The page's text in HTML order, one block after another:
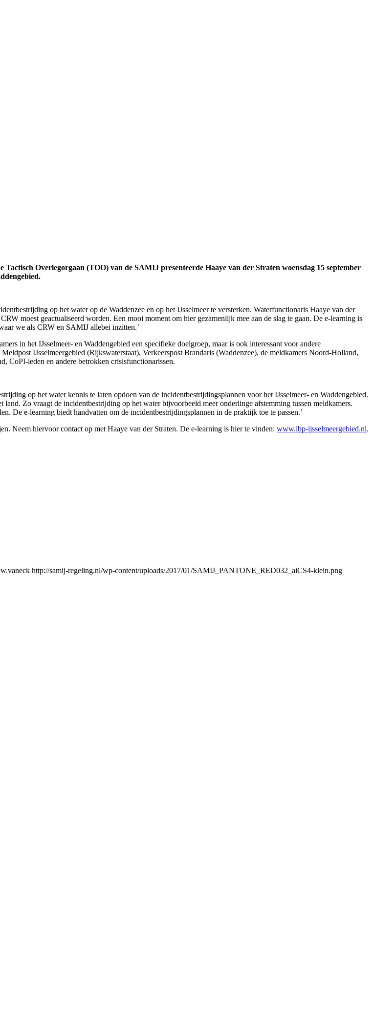
Overlegorgaan (TOO) van de SAMIJ presenteerde Haaye van der Straten woensdag 15 september
op het water op de Waddenzee en op het IJsselmeer te versterken. Waterfunctionaris Haaye van der
moest geactualiseerd worden. Een mooi moment om hier gezamenlijk mee aan de slag te gaan. De e-learning is
we als CRW en SAMIJ allebei inzitten.’
in het IJsselmeer- en Waddengebied een specifieke doelgroep, maar is ook interessant voor andere
IJsselmeergebied (Rijkswaterstaat), Verkeerspost Brandaris (Waddenzee), de meldkamers Noord-Holland,
CoPI-leden en andere betrokken crisisfunctionarissen.
op het water kennis te laten opdoen van de incidentbestrijdingsplannen voor het IJsselmeer- en Waddengebied.
Zo vraagt de incidentbestrijding op het water bijvoorbeeld meer onderlinge afstemming tussen meldkamers.
De e-learning biedt handvatten om de incidentbestrijdingsplannen in de praktijk toe te passen.’
Neem hiervoor contact op met Haaye van der Straten. De e-learning is hier te vinden: www.ibp-ijsselmeergebied.nl.
w.vaneck http://samij-regeling.nl/wp-content/uploads/2017/01/SAMIJ_PANTONE_RED032_aiCS4-klein.png